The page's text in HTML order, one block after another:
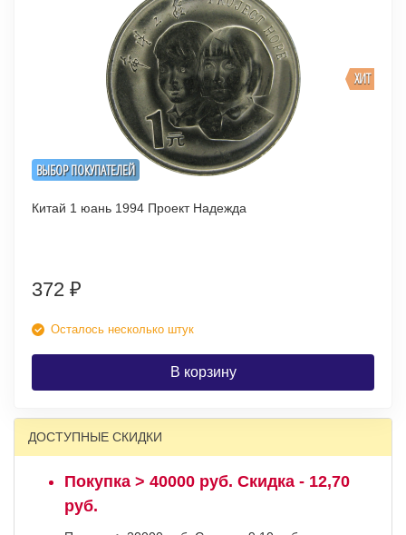
ВЫБОР ПОКУПАТЕЛЕЙ
ХИТ
Китай 1 юань 1994 Проект Надежда
372 ₽
Осталось несколько штук
В корзину
ДОСТУПНЫЕ СКИДКИ
Покупка > 40000 руб. Скидка - 12,70
руб.